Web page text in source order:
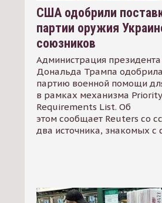
США одобрили
партии оружия
союзников
Администрация
Дональда Трампа
партию военной помощи
в рамках механизма
Requirements List. Об
этом сообщает Reuters со
два источника, знакомых с